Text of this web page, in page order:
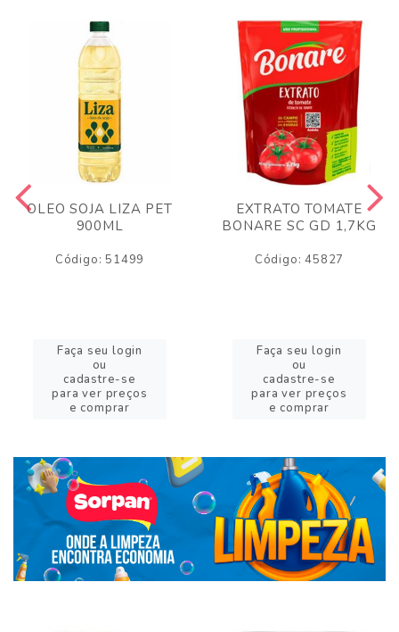
OLEO SOJA LIZA PET
900ML
Código: 51499
Faça seu login
ou
cadastre-se
para ver preços
e comprar
EXTRATO TOMATE
BONARE SC GD 1,7KG
Código: 45827
Faça seu login
ou
cadastre-se
para ver preços
e comprar